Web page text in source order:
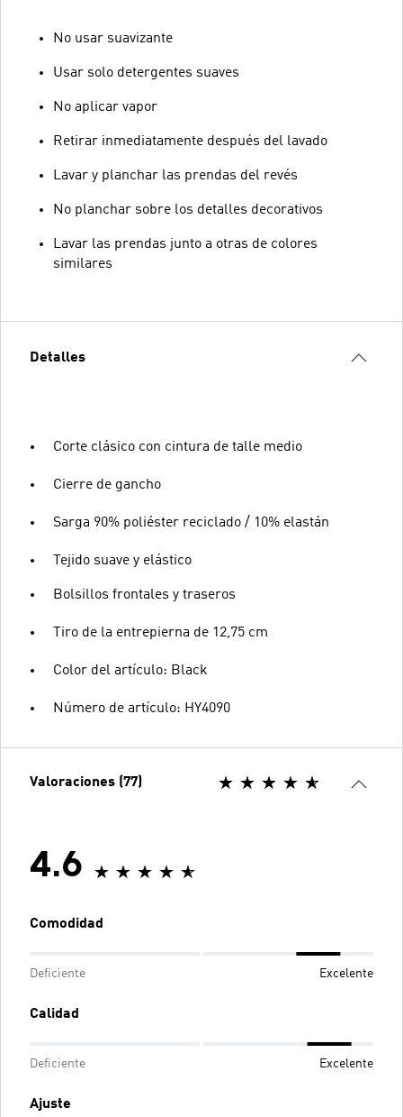
No usar suavizante
Usar solo detergentes suaves
No aplicar vapor
Retirar inmediatamente después del lavado
Lavar y planchar las prendas del revés
No planchar sobre los detalles decorativos
Lavar las prendas junto a otras de colores
similares
Detalles
Corte clásico con cintura de talle medio
Cierre de gancho
Sarga 90% poliéster reciclado / 10% elastán
Tejido suave y elástico
Bolsillos frontales y traseros
Tiro de la entrepierna de 12,75 cm
Color del artículo: Black
Número de artículo: HY4090
Valoraciones (77)
4.6
Comodidad
Deficiente Excelente
Calidad
Deficiente Excelente
Ajuste